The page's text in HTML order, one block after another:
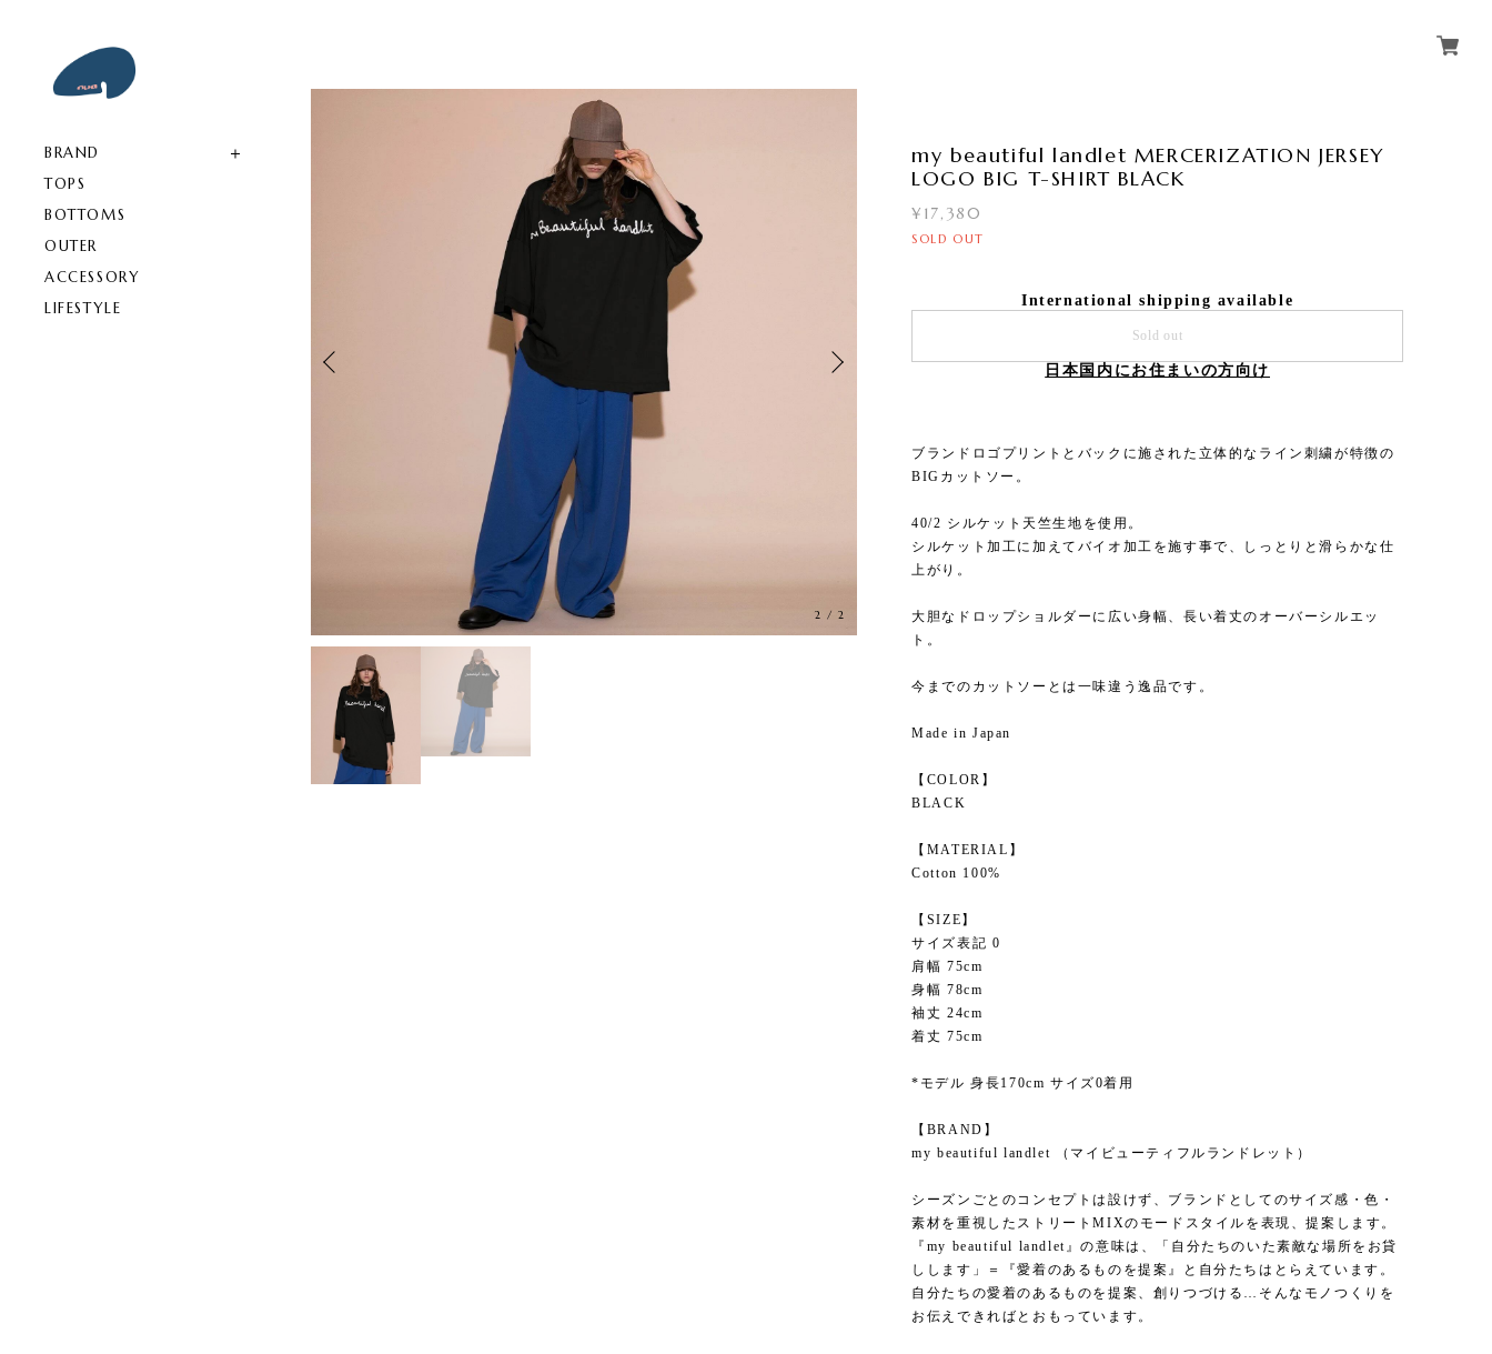
BRAND
TOPS
BOTTOMS
OUTER
ACCESSORY
LIFESTYLE
2 /2
my beautiful landlet MERCERIZATION JERSEY
LOGO BIG T-SHIRT BLACK
¥17,380
SOLD OUT
International shipping available
Sold out
日本国内にお住まいの方向け
ブランドロゴプリントとバックに施された立体的なライン刺繍が特徴の
BIGカットソー。
40/2 シルケット天竺生地を使用。
シルケット加工に加えてバイオ加工を施す事で、しっとりと滑らかな仕
上がり。
大胆なドロップショルダーに広い身幅、長い着丈のオーバーシルエッ
ト。
今までのカットソーとは一味違う逸品です。
Made in Japan
【COLOR】
BLACK
【MATERIAL】
Cotton 100%
【SIZE】
サイズ表記 0
肩幅 75cm
身幅 78cm
袖丈 24cm
着丈 75cm
*モデル 身長170cm サイズ0着用
【BRAND】
my beautiful landlet （マイビューティフルランドレット）
シーズンごとのコンセプトは設けず、ブランドとしてのサイズ感・色・
素材を重視したストリートMIXのモードスタイルを表現、提案します。
『my beautiful landlet』の意味は、「自分たちのいた素敵な場所をお貸
しします」＝『愛着のあるものを提案』と自分たちはとらえています。
自分たちの愛着のあるものを提案、創りつづける…そんなモノつくりを
お伝えできればとおもっています。